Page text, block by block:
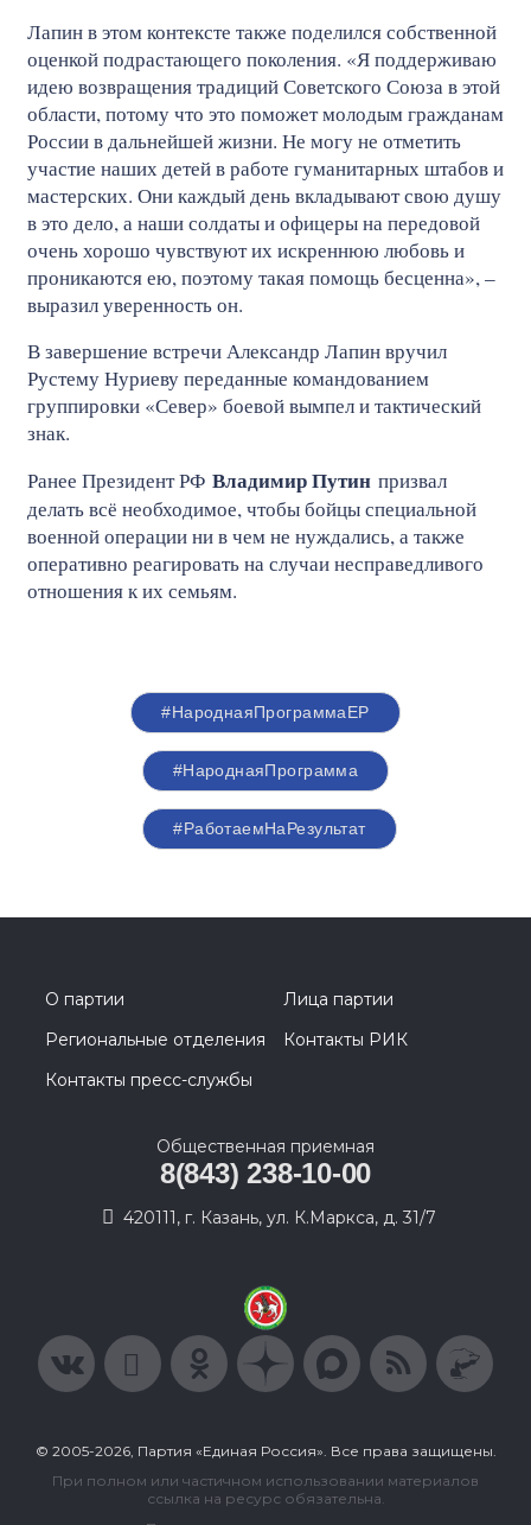
Лапин в этом контексте также поделился собственной
оценкой подрастающего поколения. «Я поддерживаю
идею возвращения традиций Советского Союза в этой
области, потому что это поможет молодым гражданам
России в дальнейшей жизни. Не могу не отметить
участие наших детей в работе гуманитарных штабов и
мастерских. Они каждый день вкладывают свою душу
в это дело, а наши солдаты и офицеры на передовой
очень хорошо чувствуют их искреннюю любовь и
проникаются ею, поэтому такая помощь бесценна», –
выразил уверенность он.
В завершение встречи Александр Лапин вручил
Рустему Нуриеву переданные командованием
группировки «Север» боевой вымпел и тактический
знак.
Ранее Президент РФ Владимир Путин призвал
делать всё необходимое, чтобы бойцы специальной
военной операции ни в чем не нуждались, а также
оперативно реагировать на случаи несправедливого
отношения к их семьям.
#НароднаяПрограммаЕР
#НароднаяПрограмма
#РаботаемНаРезультат
О партии
Лица партии
Региональные отделения
Контакты РИК
Контакты пресс-службы
Общественная приемная
8(843) 238-10-00
420111, г. Казань, ул. К.Маркса, д. 31/7
© 2005-2026, Партия «Единая Россия». Все права защищены.
При полном или частичном использовании материалов
ссылка на ресурс обязательна.